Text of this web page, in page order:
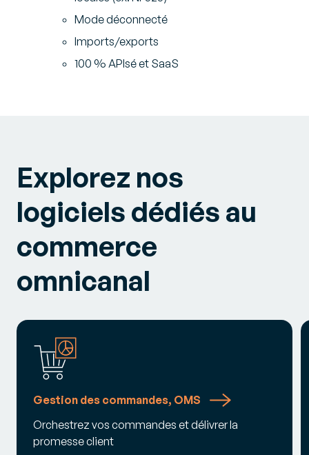
Mode déconnecté
Imports/exports
100 % APIsé et SaaS
Explorez nos
logiciels dédiés au
commerce
omnicanal
Gestion des commandes, OMS
Orchestrez vos commandes et délivrer la
promesse client